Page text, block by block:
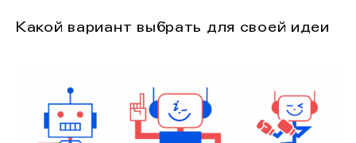
Какой вариант выбрать для своей идеи